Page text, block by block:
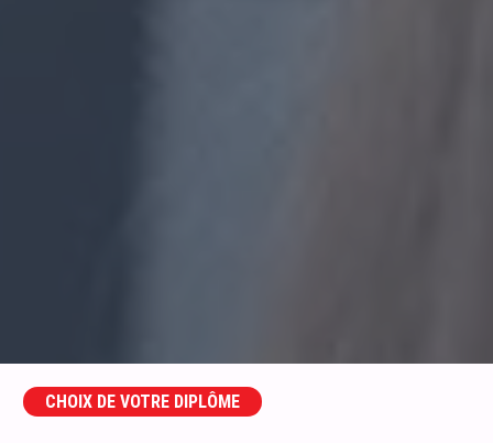
CHOIX DE VOTRE DIPLÔME